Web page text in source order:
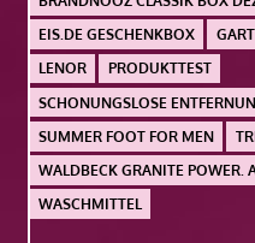
EIS.DE GESCHENKBOX
LENOR
PRODUKTTEST
SCHONUNGSLOSE
SUMMER FOOT FOR MEN
WALDBECK GRANITE POWER.
WASCHMITTEL